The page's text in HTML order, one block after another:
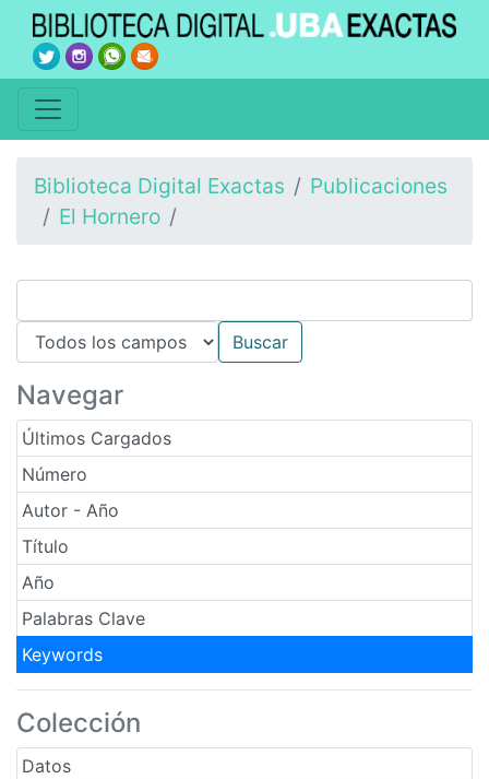
Biblioteca Digital Exactas
Publicaciones
El Hornero
Navegar
Últimos Cargados
Número
Autor - Año
Título
Año
Palabras Clave
Keywords
Colección
Datos